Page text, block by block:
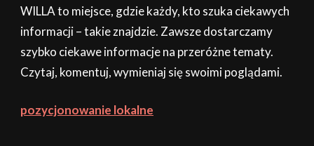
WILLA to miejsce, gdzie każdy, kto szuka ciekawych
informacji – takie znajdzie. Zawsze dostarczamy
szybko ciekawe informacje na przeróżne tematy.
Czytaj, komentuj, wymieniaj się swoimi poglądami.
pozycjonowanie lokalne